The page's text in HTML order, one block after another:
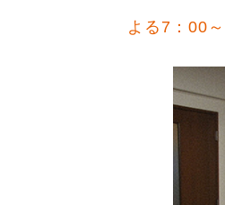
よる7：00